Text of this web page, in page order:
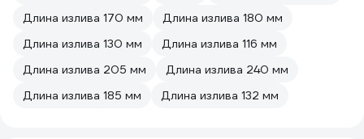
Длина излива 170 мм
Длина излива 180 мм
Длина излива 130 мм
Длина излива 116 мм
Длина излива 205 мм
Длина излива 240 мм
Длина излива 185 мм
Длина излива 132 мм